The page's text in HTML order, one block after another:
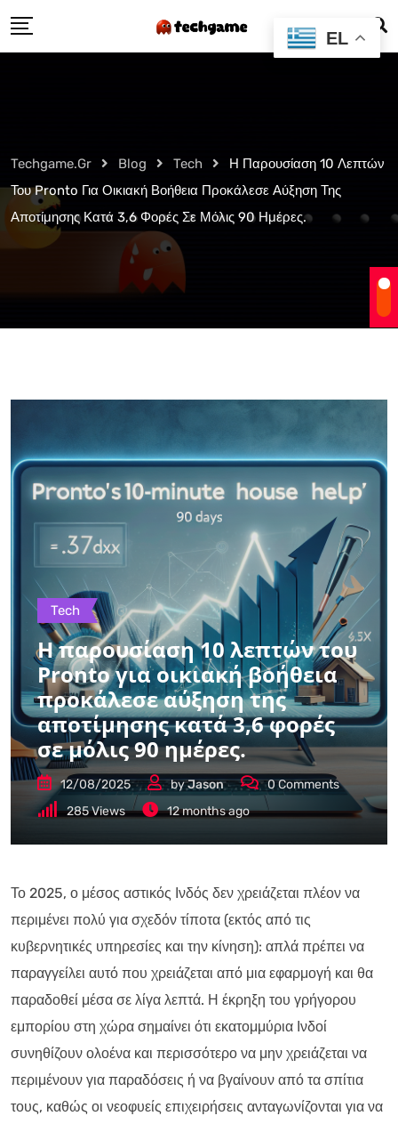
to
Techgame.gr Blog Tech
Η Παρουσίαση 10 Λεπτών
Του Pronto Για Οικιακή Βοήθεια Προκάλεσε Αύξηση Της
Αποτίμησης Κατά 3,6 Φορές Σε Μόλις 90 Ημέρες.
Tech
Η παρουσίαση 10 λεπτών του
Pronto για οικιακή βοήθεια
προκάλεσε αύξηση της
αποτίμησης κατά 3,6 φορές
σε μόλις 90 ημέρες.
12/08/2025 byJason 0Comments
285Views 12 months ago
Το 2025, ο μέσος αστικός Ινδός δεν χρειάζεται πλέον να
περιμένει πολύ για σχεδόν τίποτα (εκτός από τις
κυβερνητικές υπηρεσίες και την κίνηση): απλά πρέπει να
παραγγείλει αυτό που χρειάζεται από μια εφαρμογή και θα
παραδοθεί μέσα σε λίγα λεπτά. Η έκρηξη του γρήγορου
εμπορίου στη χώρα σημαίνει ότι εκατομμύρια Ινδοί
συνηθίζουν ολοένα και περισσότερο να μην χρειάζεται να
περιμένουν για παραδόσεις ή να βγαίνουν από τα σπίτια
τους, καθώς οι νεοφυείς επιχειρήσεις ανταγωνίζονται για να
EL